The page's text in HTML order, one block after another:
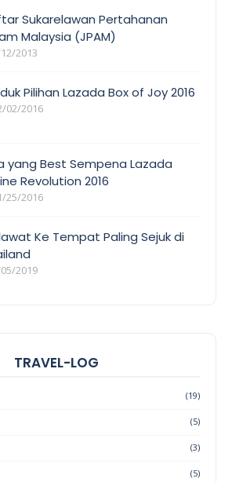
Sukarelawan Pertahanan
Malaysia (JPAM)
2013
Pilihan Lazada Box of Joy 2016
02/2016
yang Best Sempena Lazada
Revolution 2016
25/2016
Ke Tempat Paling Sejuk di
2019
TRAVEL-LOG
(19)
(5)
(3)
(5)